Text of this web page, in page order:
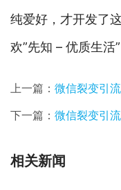
纯爱好，才开发了
欢”先知 – 优质生活”
上一篇： 微信裂变引
下一篇： 微信裂变引流系统(麦
相关新闻